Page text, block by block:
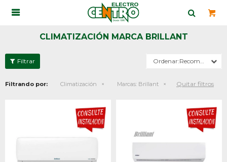

CLIMATIZACIÓN MARCA BRILLANT
Recomendados
Filtrando por: Climatización Marcas: Brillant Quitar filtros